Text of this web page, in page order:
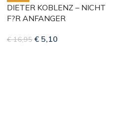
DIETER KOBLENZ – NICHT
F?R ANFANGER
€16,95 € 5,10